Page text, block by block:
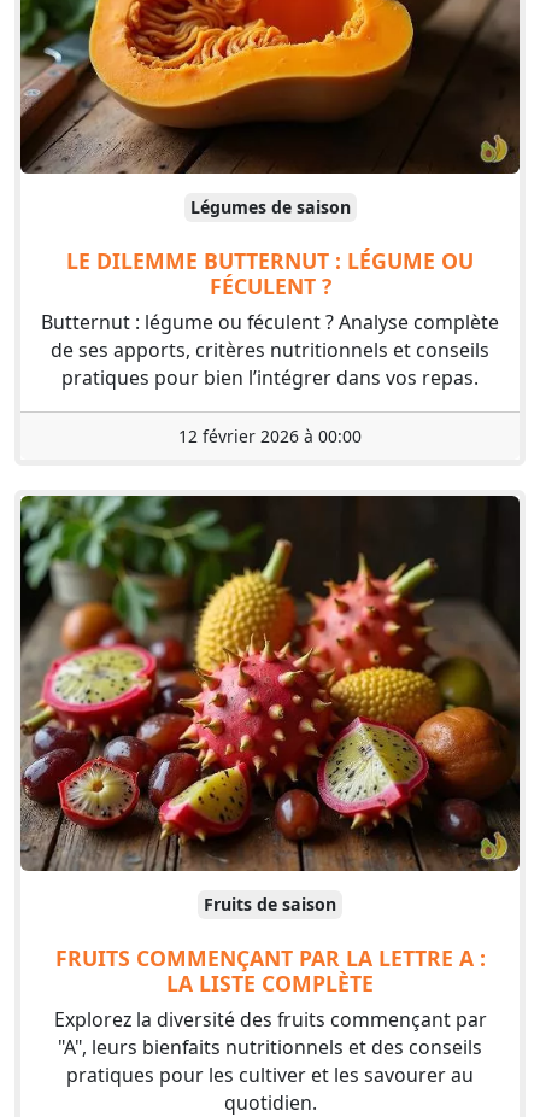
Légumes de saison
LE DILEMME BUTTERNUT : LÉGUME OU
FÉCULENT ?
Butternut : légume ou féculent ? Analyse complète
de ses apports, critères nutritionnels et conseils
pratiques pour bien l’intégrer dans vos repas.
12 février 2026 à 00:00
Fruits de saison
FRUITS COMMENÇANT PAR LA LETTRE A :
LA LISTE COMPLÈTE
Explorez la diversité des fruits commençant par
"A", leurs bienfaits nutritionnels et des conseils
pratiques pour les cultiver et les savourer au
quotidien.